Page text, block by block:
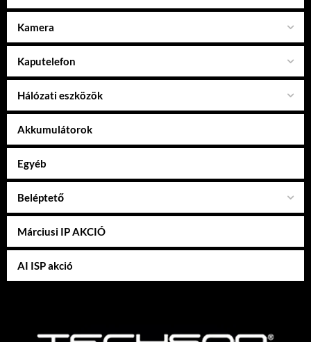
Kamera
Kaputelefon
Hálózati eszközök
Akkumulátorok
Egyéb
Beléptető
Márciusi IP AKCIÓ
AI ISP akció